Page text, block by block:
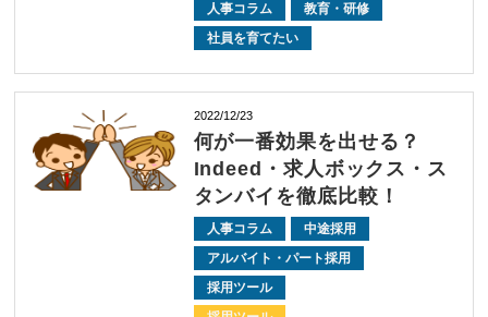
人事コラム
教育・研修
社員を育てたい
2022/12/23
何が一番効果を出せる？
Indeed・求人ボックス・ス
タンバイを徹底比較！
人事コラム
中途採用
アルバイト・パート採用
採用ツール